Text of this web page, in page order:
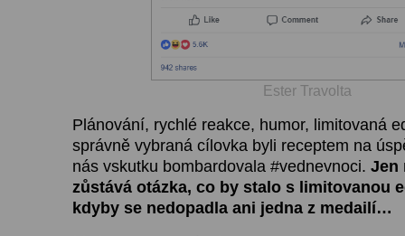
Ester Travolta
Plánování, rychlé reakce, humor, limitovaná
správně vybraná cílovka byli receptem na
nás vskutku bombardovala #vednevnoci. Jen
zůstává otázka, co by stalo s limitovanou
kdyby se nedopadla ani jedna z medailí…